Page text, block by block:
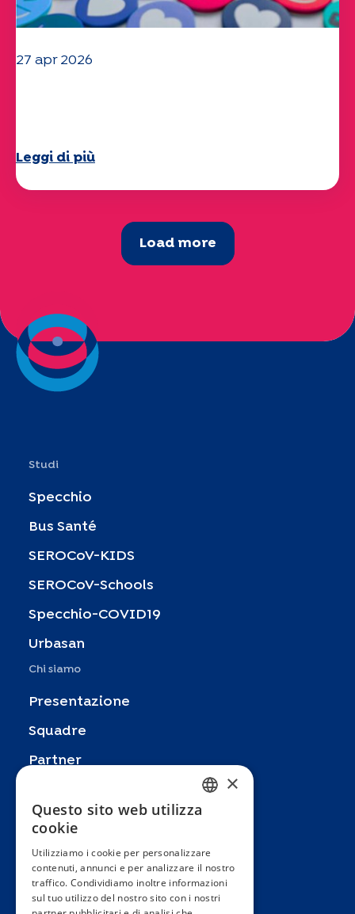
27 apr 2026
Leggi di più
Load more
Studi
Specchio
Bus Santé
SEROCoV-KIDS
SEROCoV-Schools
Specchio-COVID19
Urbasan
Chi siamo
Presentazione
Squadre
Partner
Zoom In
FAQ
Contatto
Termini e condizioni generali
FRENCH
SPANISH
GERMAN
×
Questo sito web utilizza
cookie
Utilizziamo i cookie per personalizzare
contenuti, annunci e per analizzare il nostro
traffico. Condividiamo inoltre informazioni
sul tuo utilizzo del nostro sito con i nostri